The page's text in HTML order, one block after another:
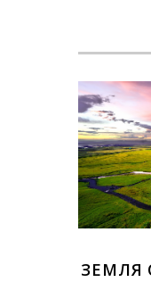
ЗЕМЛЯ